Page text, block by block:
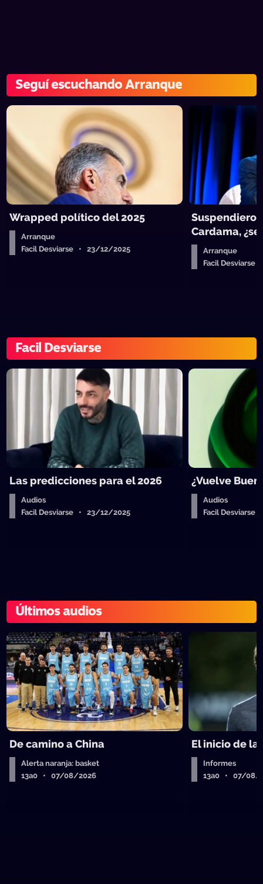
Seguí escuchando Arranque
Wrapped político del 2025
Arranque
Facil Desviarse • 23/12/2025
Cardama,
Arranque
Facil
Facil Desviarse
Las predicciones para el 2026
Audios
Facil Desviarse • 23/12/2025
¿Vuelve
Audios
Facil
Últimos audios
De camino a China
Alerta naranja: basket
13a0 • 07/08/2026
El inicio de la
Informes
13a0 • 07/08/